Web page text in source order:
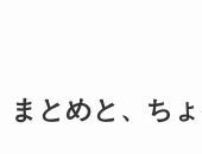
まとめと、ち